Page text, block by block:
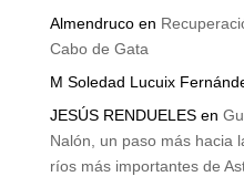
Almendrucoen
Cabo de Gata
M Soledad Lucuix
JESÚS RENDUELESen
Nalón, un paso más hacia
ríos más importantes de